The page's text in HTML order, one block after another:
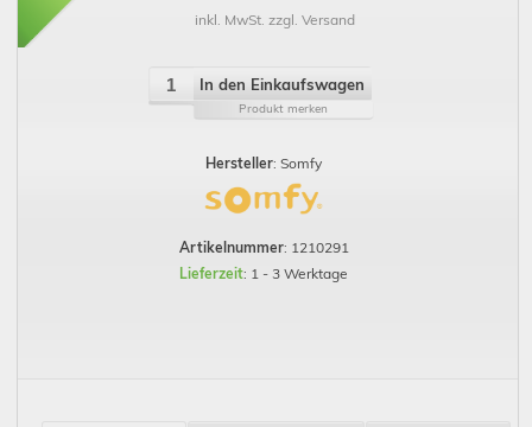
inkl. MwSt. zzgl. Versand
In den Einkaufswagen
Produkt merken
Hersteller: Somfy
Artikelnummer: 1210291
Lieferzeit: 1 - 3 Werktage